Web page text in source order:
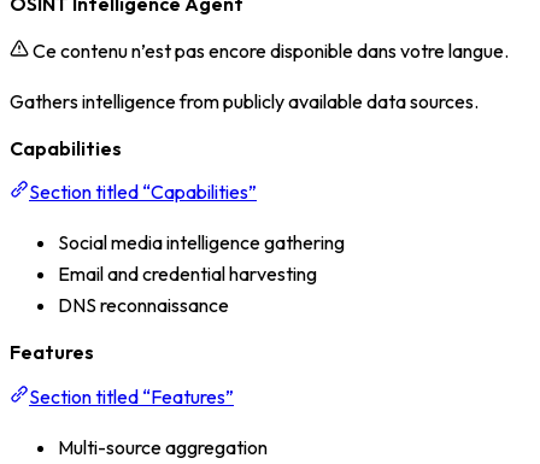
Ce contenu n’est pas encore disponible dans votre langue.
Gathers intelligence from publicly available data sources.
Capabilities
Section titled “Capabilities”
Social media intelligence gathering
Email and credential harvesting
DNS reconnaissance
Features
Section titled “Features”
Multi-source aggregation